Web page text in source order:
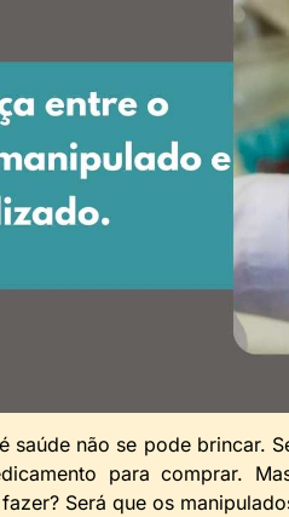
saúde não se pode brincar.
para comprar.
Será que os